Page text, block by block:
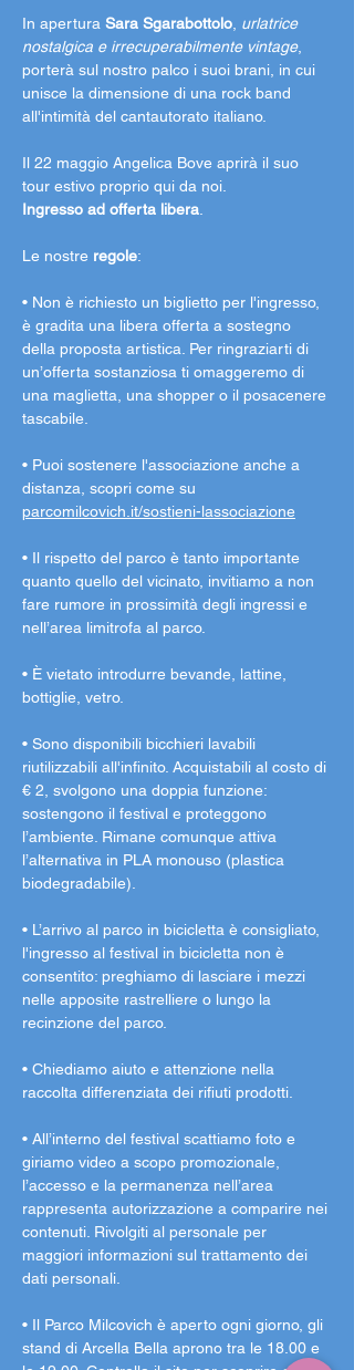
In apertura Sara Sgarabottolo urlatrice
nostalgica e irrecuperabilmente vintage,
porterà sul nostro palco i suoi brani, in cui
unisce la dimensione di una rock band
all'intimità del cantautorato italiano.
Il 22 maggio Angelica Bove aprirà il suo
tour estivo proprio qui da noi.
Ingresso ad offerta libera
Le nostre regole:
• Non è richiesto un biglietto per l'ingresso,
è gradita una libera offerta a sostegno
della proposta artistica. Per ringraziarti di
un’offerta sostanziosa ti omaggeremo di
una maglietta, una shopper o il posacenere
tascabile.
• Puoi sostenere l'associazione anche a
distanza, scopri come su
parcomilcovich.it/sostieni-lassociazione
• Il rispetto del parco è tanto importante
quanto quello del vicinato, invitiamo a non
fare rumore in prossimità degli ingressi e
nell’area limitrofa al parco.
• È vietato introdurre bevande, lattine,
bottiglie, vetro.
• Sono disponibili bicchieri lavabili
riutilizzabili all'infinito. Acquistabili al costo di
€ 2, svolgono una doppia funzione:
sostengono il festival e proteggono
l’ambiente. Rimane comunque attiva
l’alternativa in PLA monouso (plastica
biodegradabile).
• L’arrivo al parco in bicicletta è consigliato,
l'ingresso al festival in bicicletta non è
consentito: preghiamo di lasciare i mezzi
nelle apposite rastrelliere o lungo la
recinzione del parco.
• Chiediamo aiuto e attenzione nella
raccolta differenziata dei rifiuti prodotti.
• All’interno del festival scattiamo foto e
giriamo video a scopo promozionale,
l’accesso e la permanenza nell’area
rappresenta autorizzazione a comparire nei
contenuti. Rivolgiti al personale per
maggiori informazioni sul trattamento dei
dati personali.
• Il Parco Milcovich è aperto ogni giorno, gli
stand di Arcella Bella aprono tra le 18.00 e